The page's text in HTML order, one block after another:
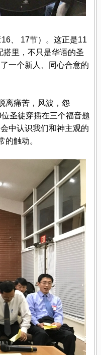
、 17节）。这正是11
搭里，不只是华语的圣
一个新人、同心合意的
离痛苦，风波，怨
圣徒穿插在三个福音题
中认识我们和神主观的
的触动。